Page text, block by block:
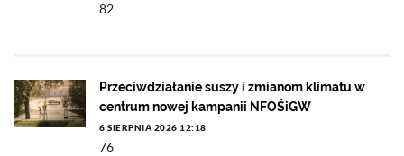
82
Przeciwdziałanie suszy i zmianom klimatu w
centrum nowej kampanii NFOŚiGW
6 SIERPNIA 2026 12:18
76